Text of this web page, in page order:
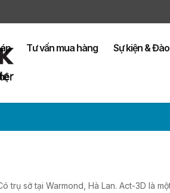
Tư vấn mua hàng Sự kiện &
trụ sở tại Warmond, Hà Lan. Act-3D là